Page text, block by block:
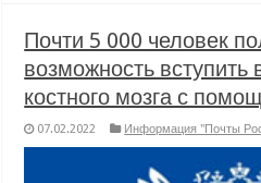
Почти 5 000 человек
возможность вступить
костного мозга с
07.02.2022 Информация "Почты